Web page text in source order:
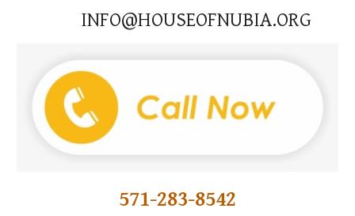
INFO@HOUSEOFNUBIA.ORG
571-283-8542